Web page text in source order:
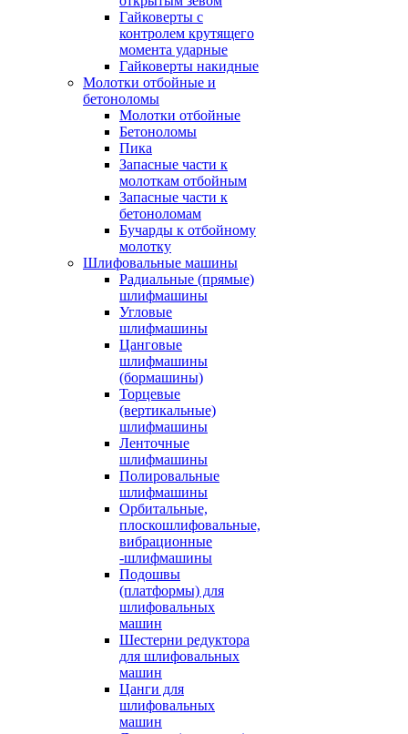
Гайковерты с
контролем крутящего
момента ударные
Гайковерты накидные
Молотки отбойные и
бетоноломы
Молотки отбойные
Бетоноломы
Пика
Запасные части к
молоткам отбойным
Запасные части к
бетоноломам
Бучарды к отбойному
молотку
Шлифовальные машины
Радиальные (прямые)
шлифмашины
Угловые
шлифмашины
Цанговые
шлифмашины
(бормашины)
Торцевые
(вертикальные)
шлифмашины
Ленточные
шлифмашины
Полировальные
шлифмашины
Орбитальные,
плоскошлифовальные,
вибрационные
-шлифмашины
Подошвы
(платформы) для
шлифовальных
машин
Шестерни редуктора
для шлифовальных
машин
Цанги для
шлифовальных
машин